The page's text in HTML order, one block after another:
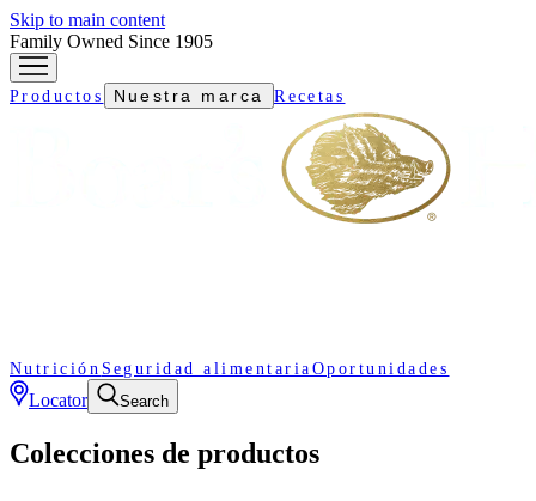
Skip to main content
Family Owned Since 1905
Productos Nuestra marca Recetas
Nutrición Seguridad alimentaria Oportunidades
Locator Search
Colecciones de productos